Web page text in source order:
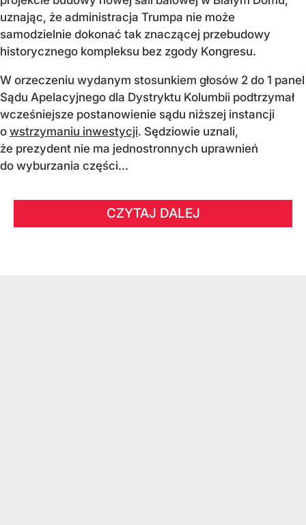
uznając, że administracja Trumpa nie może
samodzielnie dokonać tak znaczącej przebudowy
historycznego kompleksu bez zgody Kongresu.
W orzeczeniu wydanym stosunkiem głosów 2 do 1 panel
Sądu Apelacyjnego dla Dystryktu Kolumbii podtrzymał
wcześniejsze postanowienie sądu niższej instancji
o wstrzymaniu inwestycji. Sędziowie uznali,
że prezydent nie ma jednostronnych uprawnień
do wyburzania części...
CZYTAJ DALEJ